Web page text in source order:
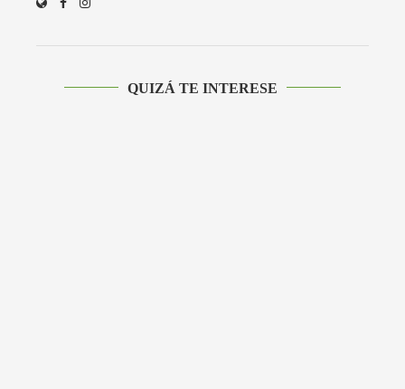
QUIZÁ TE INTERESE